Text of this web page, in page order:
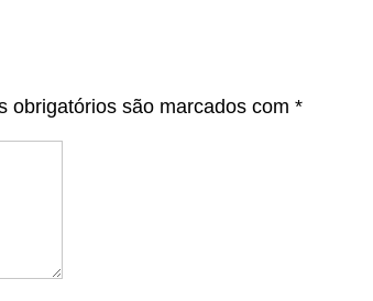
obrigatórios são marcados com *